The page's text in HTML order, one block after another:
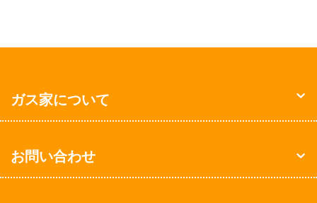
ガス家について
お問い合わせ